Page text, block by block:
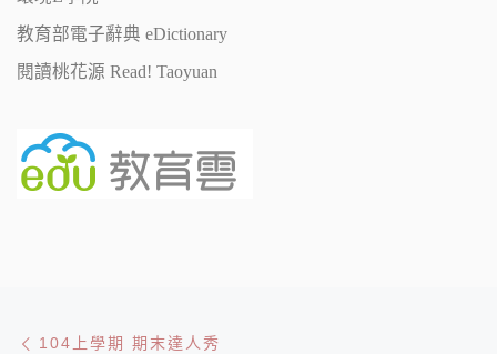
教育部電子辭典 eDictionary
閱讀桃花源 Read! Taoyuan
104上學期 期末達人秀